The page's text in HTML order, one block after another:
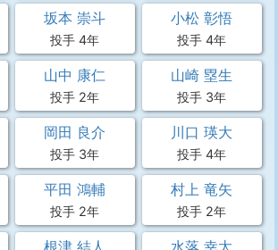
坂本 崇斗
投手 4年
小松 彰悟
投手 4年
山中 康仁
投手 2年
山崎 塁生
投手 3年
岡田 良介
投手 3年
川口 瑛大
投手 4年
平田 鴻輔
投手 2年
村上 竜矢
投手 2年
根津 結人 水落 幸太